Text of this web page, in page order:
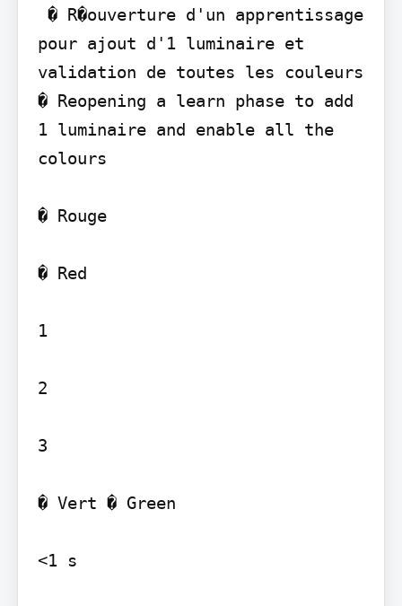
pour ajout d'1 luminaire et
validation de toutes les couleurs
� Reopening a learn phase to add
1 luminaire and enable all the
colours
� Rouge
� Red
1
2
3
� Vert � Green
<1 s